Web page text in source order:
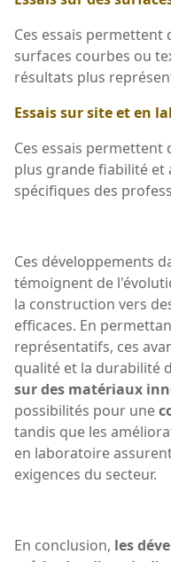
Ces essais permettent
surfaces courbes ou
résultats plus
Essais sur site et en
Ces essais permettent
plus grande fiabilité et
spécifiques des
Ces développements
témoignent de
la construction vers
efficaces. En
représentatifs, ces
qualité et la durabilité
sur des matériaux
possibilités pour une
tandis que les
en laboratoire
exigences du secteur.
En conclusion, les